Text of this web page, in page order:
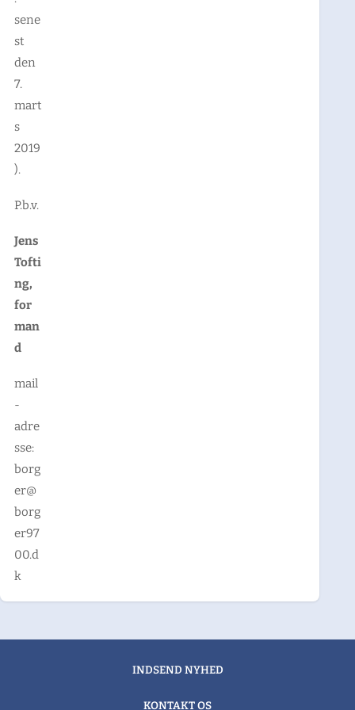
sene
st
den
7.
mart
s
2019
).
P.b.v.
Jens
Tofti
ng,
for
man
d
mail
-
adre
sse:
borg
er@
borg
er97
00.d
k
INDSEND NYHED
KONTAKT OS